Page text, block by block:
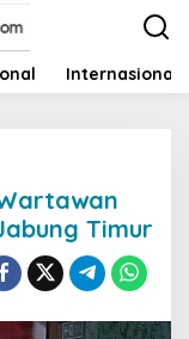
Internasional
Timur